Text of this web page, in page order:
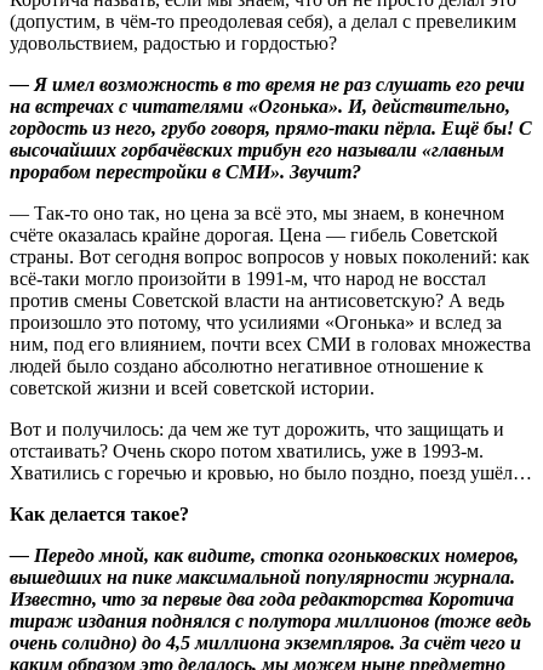
(допустим, в чём-то преодолевая себя), а делал с превеликим
удовольствием, радостью и гордостью?
— Я имел возможность в то время не раз слушать его речи
на встречах с читателями «Огонька». И, действительно,
гордость из него, грубо говоря, прямо-таки пёрла. Ещё бы! С
высочайших горбачёвских трибун его называли «главным
прорабом перестройки в СМИ». Звучит?
— Так-то оно так, но цена за всё это, мы знаем, в конечном
счёте оказалась крайне дорогая. Цена — гибель Советской
страны. Вот сегодня вопрос вопросов у новых поколений: как
всё-таки могло произойти в 1991-м, что народ не восстал
против смены Советской власти на антисоветскую? А ведь
произошло это потому, что усилиями «Огонька» и вслед за
ним, под его влиянием, почти всех СМИ в головах множества
людей было создано абсолютно негативное отношение к
советской жизни и всей советской истории.
Вот и получилось: да чем же тут дорожить, что защищать и
отстаивать? Очень скоро потом хватились, уже в 1993-м.
Хватились с горечью и кровью, но было поздно, поезд ушёл…
Как делается такое?
— Передо мной, как видите, стопка огоньковских номеров,
вышедших на пике максимальной популярности журнала.
Известно, что за первые два года редакторства Коротича
тираж издания поднялся с полутора миллионов (тоже ведь
очень солидно) до 4,5 миллиона экземпляров. За счёт чего и
каким образом это делалось, мы можем ныне предметно